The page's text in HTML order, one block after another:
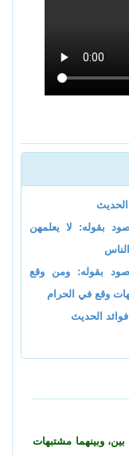
بقوله: لا يعلمهن
بقوله: ومن وقع
وقع في الحرام
الحديث
بين، وبينهما مشتبهات